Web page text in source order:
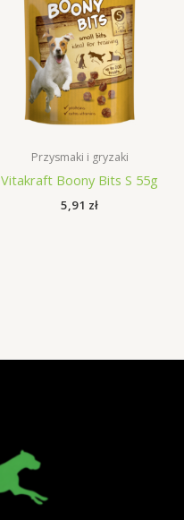
Przysmaki i gryzaki
Vitakraft Boony Bits S 55g
5,91 zł